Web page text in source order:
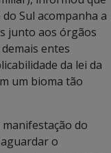
Sul acompanha a
junto aos órgãos
entes
da lei da
um bioma tão
manifestação do
o